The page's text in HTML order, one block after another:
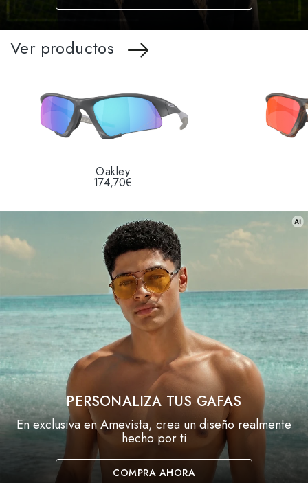
Ver productos
Oakley
174,70€
PERSONALIZA TUS GAFAS
En exclusiva en Amevista, crea un diseño realmente
hecho por ti
COMPRA AHORA